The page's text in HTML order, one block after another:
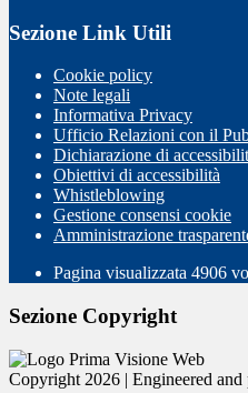
Sezione Link Utili
Cookie policy
Note legali
Informativa Privacy
Ufficio Relazioni con il
Dichiarazione di
Obiettivi di accessibilità
Whistleblowing
Gestione consensi cookie
Amministrazione
Pagina visualizzata 4906
Sezione Copyright
Copyright 2026 | Engineered